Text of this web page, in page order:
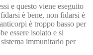
e questo viene eseguito
è bene, non fidarsi è
è troppo basso per
essere isolato e si
immunitario per